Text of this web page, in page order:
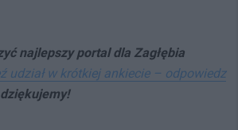
najlepszy portal dla Zagłębia
udział w krótkiej ankiecie – odpowiedz